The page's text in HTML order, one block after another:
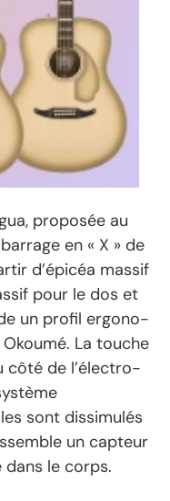
propo­sée au
en « X » de
d’épi­céa massif
pour le dos et
un profil ergo­no­
La touche
côté de l’élec­tro­
sont dissi­mu­lés
un capteur
le corps.